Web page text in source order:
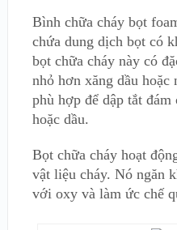
Bình chữa cháy bọt
chứa dung dịch bọt có
bọt chữa cháy này có
nhỏ hơn xăng dầu
phù hợp để dập tắt
hoặc dầu.
Bọt chữa cháy hoạt
vật liệu cháy. Nó ngăn
với oxy và làm ức chế